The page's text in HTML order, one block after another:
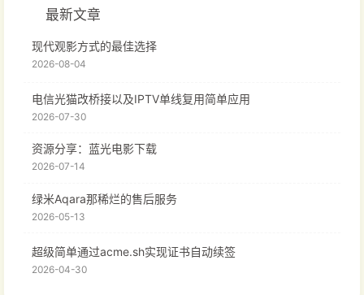
最新文章
现代观影方式的最佳选择
2026-08-04
电信光猫改桥接以及IPTV单线复用简单应用
2026-07-30
资源分享：蓝光电影下载
2026-07-14
绿米Aqara那稀烂的售后服务
2026-05-13
超级简单通过acme.sh实现证书自动续签
2026-04-30